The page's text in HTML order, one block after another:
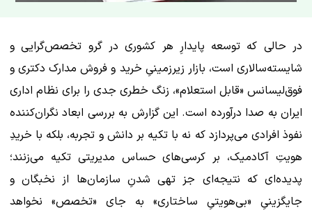
در حالی که توسعه پایدارِ هر کشوری در گرو تخصص‌گرایی و
شایسته‌سالاری است، بازار زیرزمینیِ خرید و فروش مدارک دکتری و
فوق‌لیسانس «قابل استعلام»، زنگ خطری جدی را برای نظام اداری
ایران به صدا درآورده است. این گزارش به بررسی ابعاد نگران‌کننده
نفوذ افرادی می‌پردازد که نه با تکیه بر دانش و تجربه، بلکه با خریدِ
هویتِ آکادمیک، بر کرسی‌های حساس مدیریتی تکیه می‌زنند؛
پدیده‌ای که نتیجه‌ای جز تهی شدنِ سازمان‌ها از نخبگان و
جایگزینیِ «بی‌هویتیِ ساختاری» به جای «تخصص» نخواهد